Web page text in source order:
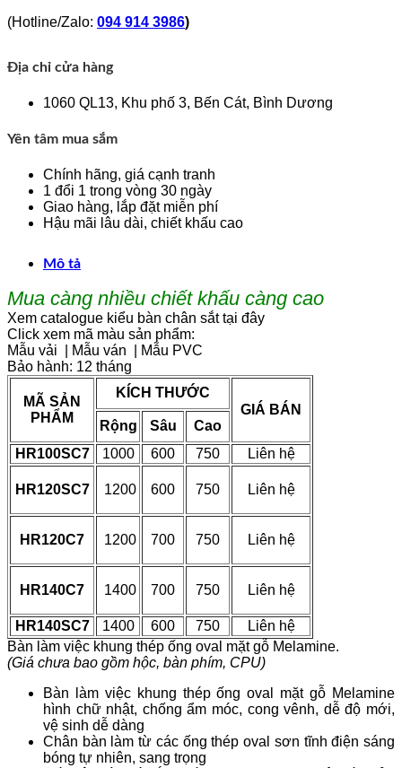
(Hotline/Zalo: 094 914 3986)
Địa chỉ cửa hàng
1060 QL13, Khu phố 3, Bến Cát, Bình Dương
Yên tâm mua sắm
Chính hãng, giá cạnh tranh
1 đổi 1 trong vòng 30 ngày
Giao hàng, lắp đặt miễn phí
Hậu mãi lâu dài, chiết khấu cao
Mô tả
Mua càng nhiều chiết khấu càng cao
Xem catalogue kiểu bàn chân sắt tại đây
Click xem mã màu sản phẩm:
Mẫu vải
Mẫu ván
Mẫu PVC
Bảo hành: 12 tháng
MÃ SẢN
PHẨM
KÍCH THƯỚC
GIÁ BÁN
Rộng
Sâu
Cao
HR100SC7
1000 600 750 Liên hệ
HR120SC7 1200 600 750 Liên hệ
HR120C7 1200 700 750 Liên hệ
HR140C7 1400 700 750 Liên hệ
HR140SC7 1400 600 750
Liên hệ
Bàn làm việc khung thép ống oval mặt gỗ Melamine.
(Giá chưa bao gồm hộc, bàn phím, CPU)
Bàn làm việc khung thép ống oval mặt gỗ Melamine
hình chữ nhật, chống ẩm móc, cong vênh, dễ độ mới,
vệ sinh dễ dàng
Chân bàn làm từ các ống thép oval sơn tĩnh điện sáng
bóng tự nhiên, sang trọng